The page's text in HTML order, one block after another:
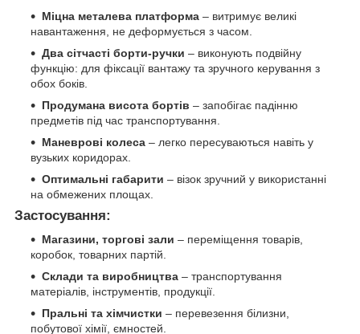
Міцна металева платформа – витримує великі
навантаження, не деформується з часом.
Два сітчасті борти-ручки – виконують подвійну
функцію: для фіксації вантажу та зручного керування з
обох боків.
Продумана висота бортів – запобігає падінню
предметів під час транспортування.
Маневрові колеса – легко пересуваються навіть у
вузьких коридорах.
Оптимальні габарити – візок зручний у використанні
на обмежених площах.
Застосування:
Магазини, торгові зали – переміщення товарів,
коробок, товарних партій.
Склади та виробництва – транспортування
матеріалів, інструментів, продукції.
Пральні та хімчистки – перевезення білизни,
побутової хімії, ємностей.